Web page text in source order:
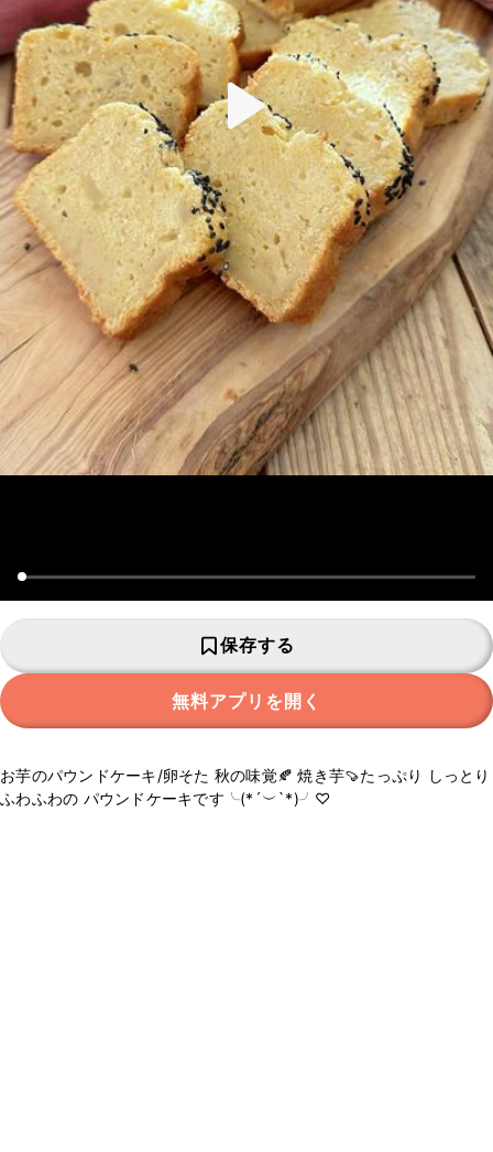
保存する
無料アプリを開く
お芋のパウンドケーキ/卵そた 秋の味覚🍂 焼き芋🍠たっぷり しっとり
ふわふわの パウンドケーキです╰(*´︶`*)╯♡